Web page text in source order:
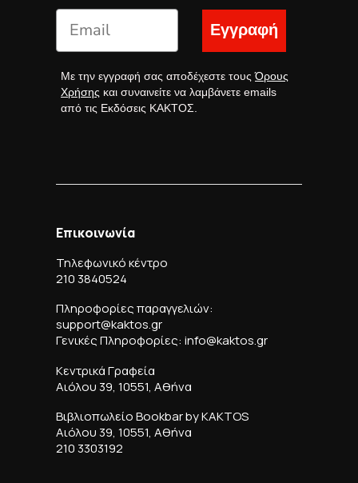
Εγγραφή
Με την εγγραφή σας αποδέχεστε τουςΌρους
Χρήσης και συναινείτε να λαμβάνετε emails
από τις Εκδόσεις ΚΑΚΤΟΣ.
Επικοινωνία
Τηλεφωνικό κέντρο
210 3840524
Πληροφορίες παραγγελιών:
support@kaktos.gr
Γενικές Πληροφορίες: info@kaktos.gr
Κεντρικά Γραφεία
Αιόλου 39, 10551, Αθήνα
Βιβλιοπωλείο Bookbar by KAKTOS
Αιόλου 39, 10551, Αθήνα
210 3303192